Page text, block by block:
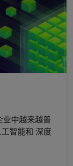
中越来越普
智能和 深度